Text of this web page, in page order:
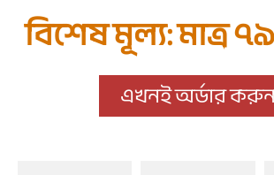
বিশেষ মূল্য: মাত্র
এখনই অর্ডার